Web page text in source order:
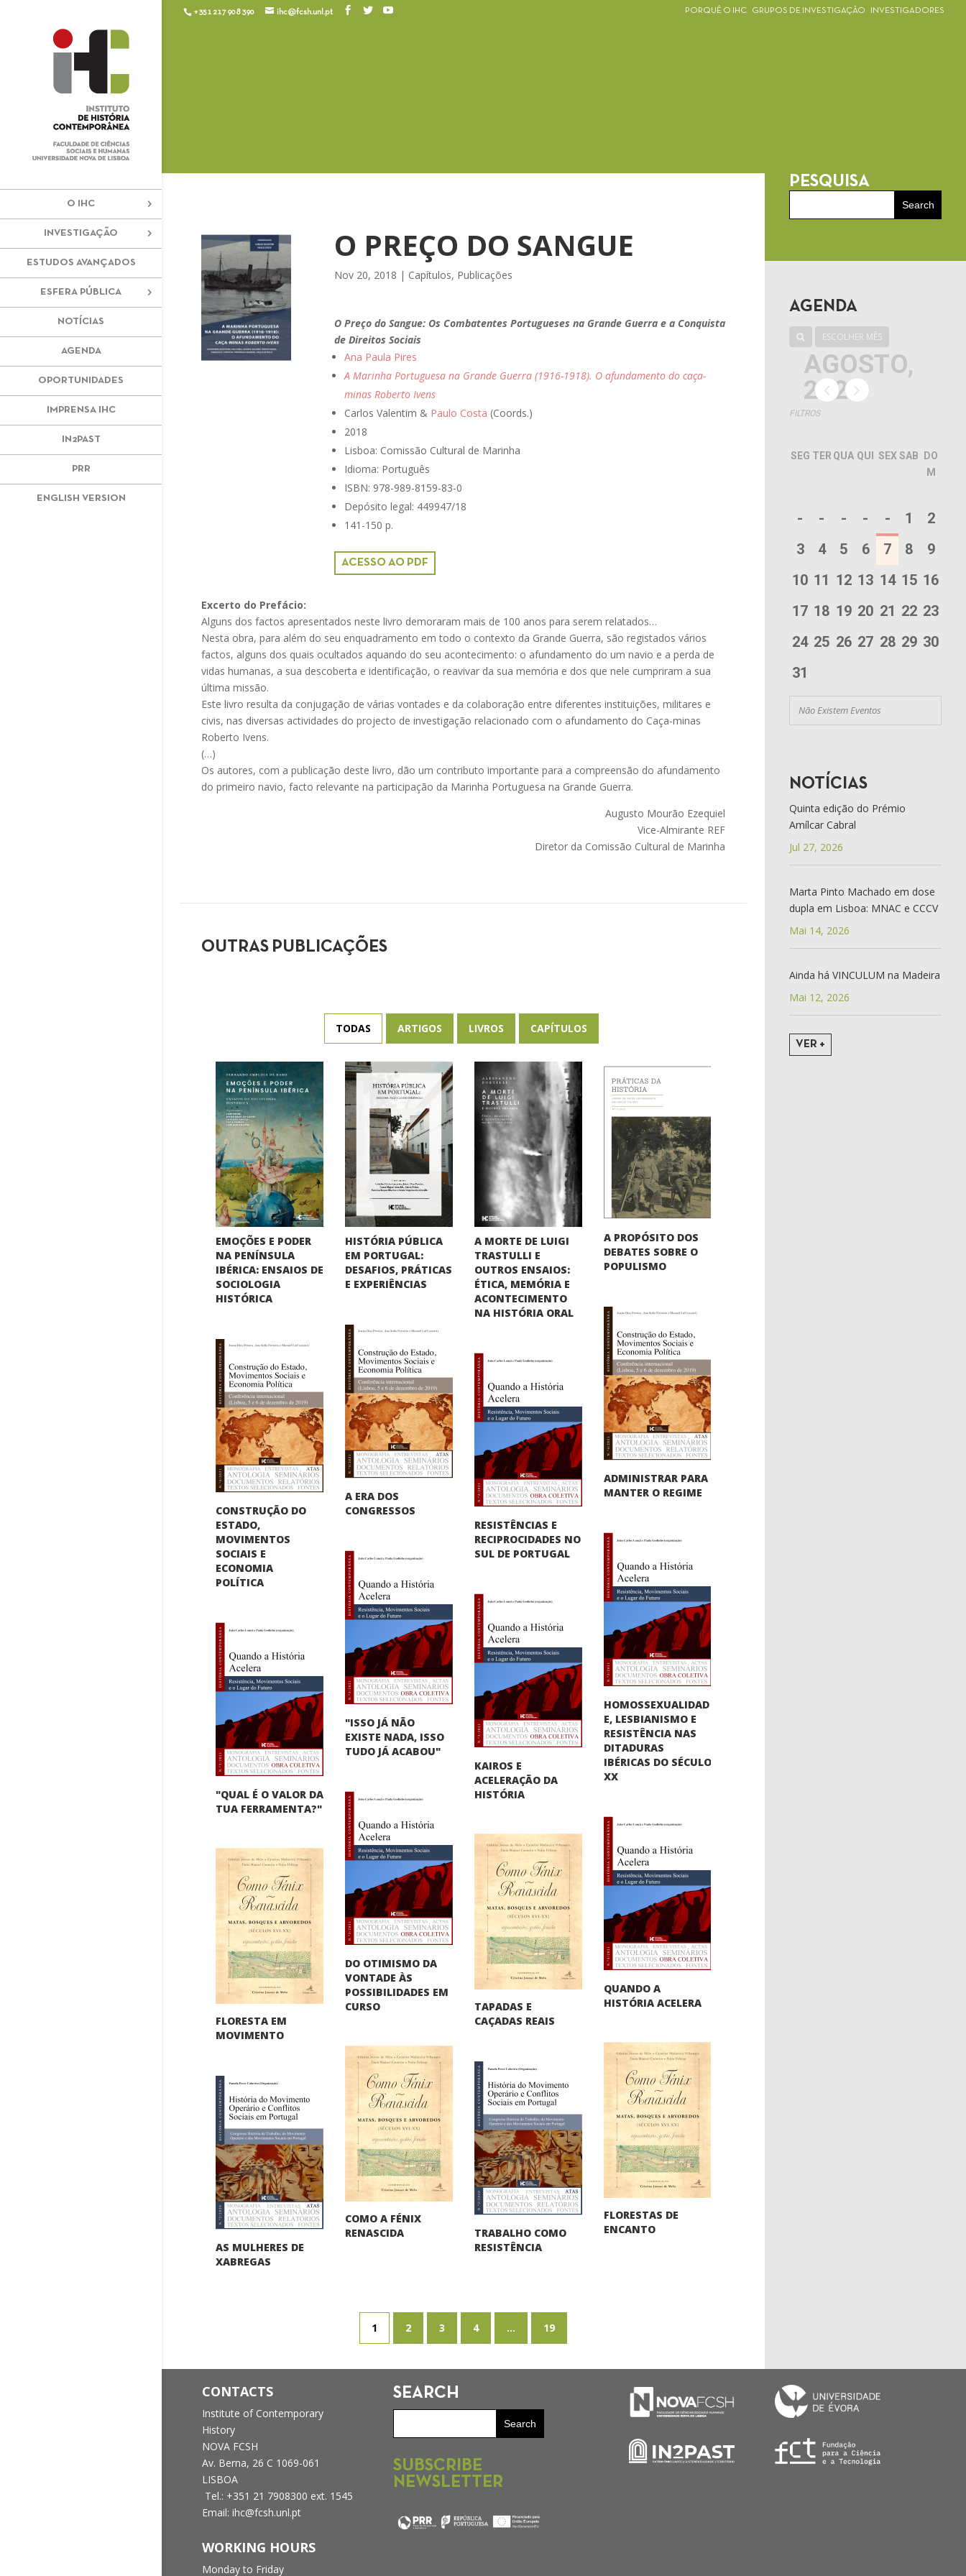
+351 217 908 390 ihc@fcsh.unl.pt PORQUÊ O IHC GRUPOS DE INVESTIGAÇÃO INVESTIGADORES
O IHC
INVESTIGAÇÃO
ESTUDOS AVANÇADOS
ESFERA PÚBLICA
NOTÍCIAS
AGENDA
OPORTUNIDADES
IMPRENSA IHC
IN2PAST
PRR
ENGLISH VERSION
O PREÇO DO SANGUE
Nov 20, 2018 | Capítulos, Publicações
O Preço do Sangue: Os Combatentes Portugueses na Grande Guerra e a Conquista
de Direitos Sociais
Ana Paula Pires
A Marinha Portuguesa na Grande Guerra (1916-1918). O afundamento do caça-
minas Roberto Ivens
Carlos Valentim & Paulo Costa (Coords.)
2018
Lisboa: Comissão Cultural de Marinha
Idioma: Português
ISBN: 978-989-8159-83-0
Depósito legal: 449947/18
141-150 p.
ACESSO AO PDF
Excerto do Prefácio:
Alguns dos factos apresentados neste livro demoraram mais de 100 anos para serem relatados…
Nesta obra, para além do seu enquadramento em todo o contexto da Grande Guerra, são registados vários
factos, alguns dos quais ocultados aquando do seu acontecimento: o afundamento do um navio e a perda de
vidas humanas, a sua descoberta e identificação, o reavivar da sua memória e dos que nele cumpriram a sua
última missão.
Este livro resulta da conjugação de várias vontades e da colaboração entre diferentes instituições, militares e
civis, nas diversas actividades do projecto de investigação relacionado com o afundamento do Caça-minas
Roberto Ivens.
(…)
Os autores, com a publicação deste livro, dão um contributo importante para a compreensão do afundamento
do primeiro navio, facto relevante na participação da Marinha Portuguesa na Grande Guerra.
Augusto Mourão Ezequiel
Vice-Almirante REF
Diretor da Comissão Cultural de Marinha
OUTRAS PUBLICAÇÕES
TODAS ARTIGOS LIVROS CAPÍTULOS
EMOÇÕES E PODER
NA PENÍNSULA
IBÉRICA: ENSAIOS DE
SOCIOLOGIA
HISTÓRICA
HISTÓRIA PÚBLICA
EM PORTUGAL:
DESAFIOS, PRÁTICAS
E EXPERIÊNCIAS
A MORTE DE LUIGI
TRASTULLI E
OUTROS ENSAIOS:
ÉTICA, MEMÓRIA E
ACONTECIMENTO
NA HISTÓRIA ORAL
A PROPÓSITO DOS
DEBATES SOBRE O
POPULISMO
ADMINISTRAR PARA
MANTER O REGIME
A ERA DOS
CONGRESSOS
CONSTRUÇÃO DO
ESTADO,
MOVIMENTOS
SOCIAIS E
ECONOMIA
POLÍTICA
RESISTÊNCIAS E
RECIPROCIDADES NO
SUL DE PORTUGAL
HOMOSSEXUALIDAD
E, LESBIANISMO E
RESISTÊNCIA NAS
DITADURAS
IBÉRICAS DO SÉCULO
XX
"ISSO JÁ NÃO
EXISTE NADA, ISSO
TUDO JÁ ACABOU"
KAIROS E
ACELERAÇÃO DA
HISTÓRIA
"QUAL É O VALOR DA
TUA FERRAMENTA?"
DO OTIMISMO DA
VONTADE ÀS
POSSIBILIDADES EM
CURSO
QUANDO A
HISTÓRIA ACELERA
TAPADAS E
CAÇADAS REAIS
FLORESTA EM
MOVIMENTO
FLORESTAS DE
ENCANTO
COMO A FÉNIX
RENASCIDA TRABALHO COMO
RESISTÊNCIA
AS MULHERES DE
XABREGAS
1 2 3 4 ... 19
PESQUISA
AGENDA
ESCOLHER MÊS
AGOSTO,
2026
FILTROS
SEG TER QUA QUI SEX SAB DO
M
- - - - - 1
2
3
4 5 6 7 8
9
10 11 12 13 14 15 16
17 18 19 20 21 22 23
24 25 26 27 28 29 30
31
Não Existem Eventos
NOTÍCIAS
Quinta edição do Prémio
Amílcar Cabral
Jul 27, 2026
Marta Pinto Machado em dose
dupla em Lisboa: MNAC e CCCV
Mai 14, 2026
Ainda há VINCULUM na Madeira
Mai 12, 2026
VER +
CONTACTS
Institute of Contemporary
History
NOVA FCSH
Av. Berna, 26 C 1069-061
LISBOA
Tel.: +351 21 7908300 ext. 1545
Email: ihc@fcsh.unl.pt
WORKING HOURS
Monday to Friday
SEARCH
SUBSCRIBE
NEWSLETTER